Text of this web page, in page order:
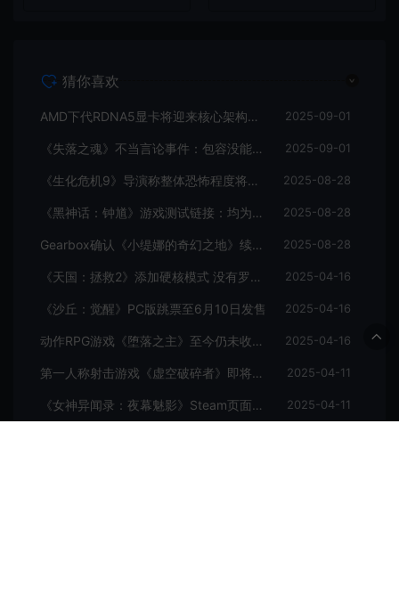
猜你喜欢
AMD下代RDNA5显卡将迎来核心架构大幅升级 2025-09-01
《失落之魂》不当言论事件：包容没能消解过激言论 2025-09-01
《生化危机9》导演称整体恐怖程度将进一步提升 2025-08-28
《黑神话：钟馗》游戏测试链接：均为骗子 2025-08-28
Gearbox确认《小缇娜的奇幻之地》续作正在开发中 2025-08-28
《天国：拯救2》添加硬核模式 没有罗盘和快速旅行 2025-04-16
《沙丘：觉醒》PC版跳票至6月10日发售 2025-04-16
动作RPG游戏《堕落之主》至今仍未收回成本 2025-04-16
第一人称射击游戏《虚空破碎者》即将多平台上线 2025-04-11
《女神异闻录：夜幕魅影》Steam页面上线 2025-04-11